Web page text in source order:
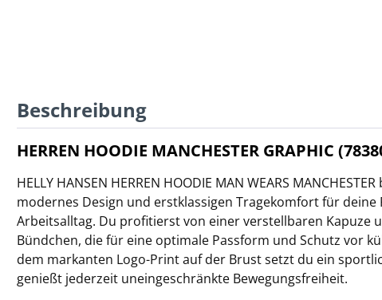
Beschreibung
HERREN HOODIE MANCHESTER GRAPHIC
HELLY HANSEN HERREN HOODIE MAN WEARS
modernes Design und erstklassigen Tragekomfort für deine
Arbeitsalltag. Du profitierst von einer verstellbaren Kapuze
Bündchen, die für eine optimale Passform und Schutz vor
dem markanten Logo-Print auf der Brust setzt du ein
genießt jederzeit uneingeschränkte Bewegungsfreiheit.